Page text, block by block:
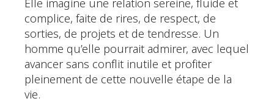
Elle imagine une relation sereine, fluide et
complice, faite de rires, de respect, de
sorties, de projets et de tendresse. Un
homme qu’elle pourrait admirer, avec lequel
avancer sans conflit inutile et profiter
pleinement de cette nouvelle étape de la
vie.